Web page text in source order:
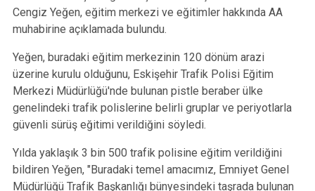
Cengiz Yeğen, eğitim merkezi ve eğitimler hakkında AA
muhabirine açıklamada bulundu.
Yeğen, buradaki eğitim merkezinin 120 dönüm arazi
üzerine kurulu olduğunu, Eskişehir Trafik Polisi Eğitim
Merkezi Müdürlüğü'nde bulunan pistle beraber ülke
genelindeki trafik polislerine belirli gruplar ve periyotlarla
güvenli sürüş eğitimi verildiğini söyledi.
Yılda yaklaşık 3 bin 500 trafik polisine eğitim verildiğini
bildiren Yeğen, "Buradaki temel amacımız, Emniyet Genel
Müdürlüğü Trafik Başkanlığı bünyesindeki taşrada bulunan